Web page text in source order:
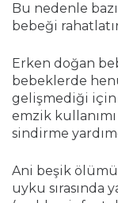
Bu nedenle
bebeği
Erken doğan
bebeklerde
gelişmediği için
emzik
sindirme
Ani beşik
uyku sırasında